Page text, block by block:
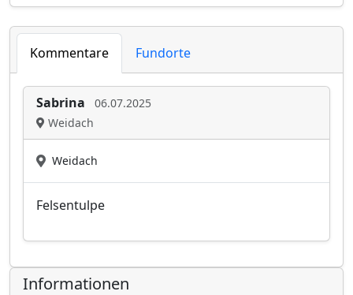
Kommentare Fundorte
Sabrina
06.07.2025
Weidach
Weidach
Felsentulpe
Informationen